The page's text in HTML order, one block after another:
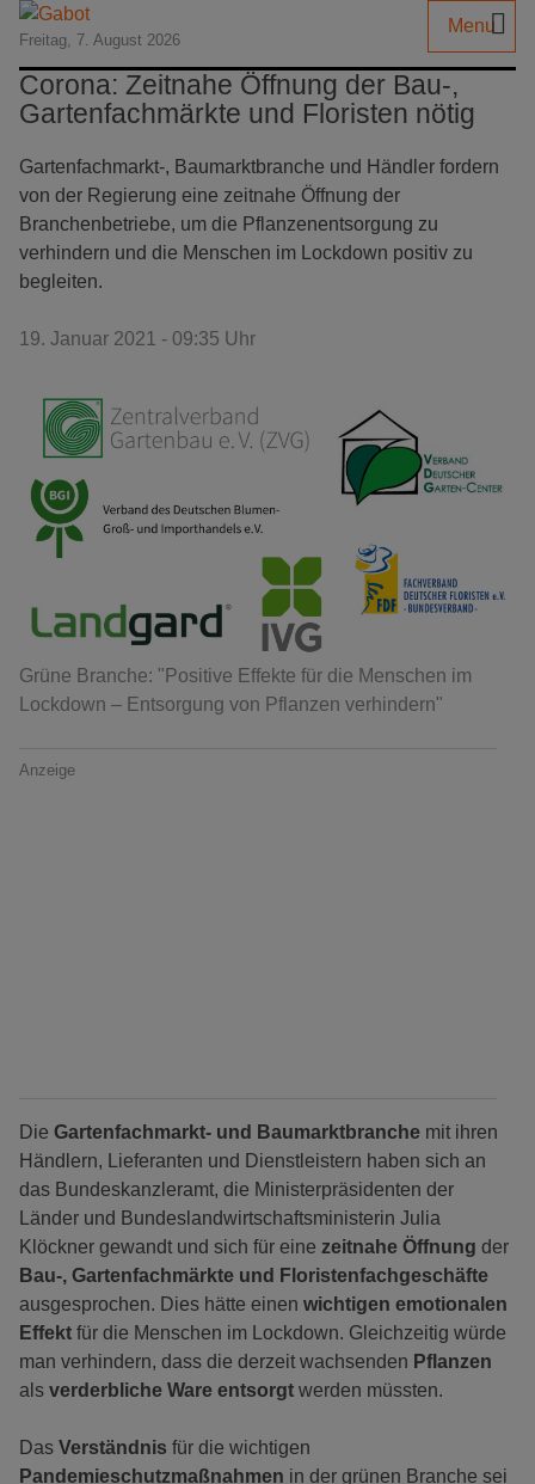
Freitag, 7. August 2026
Menu
Corona: Zeitnahe Öffnung der Bau-,
Gartenfachmärkte und Floristen nötig
Gartenfachmarkt-, Baumarktbranche und Händler fordern
von der Regierung eine zeitnahe Öffnung der
Branchenbetriebe, um die Pflanzenentsorgung zu
verhindern und die Menschen im Lockdown positiv zu
begleiten.
19. Januar 2021 - 09:35 Uhr
Grüne Branche: "Positive Effekte für die Menschen im
Lockdown – Entsorgung von Pflanzen verhindern"
Anzeige
Die Gartenfachmarkt- und Baumarktbranche mit ihren
Händlern, Lieferanten und Dienstleistern haben sich an
das Bundeskanzleramt, die Ministerpräsidenten der
Länder und Bundeslandwirtschaftsministerin Julia
Klöckner gewandt und sich für eine zeitnahe Öffnung der
Bau-, Gartenfachmärkte und Floristenfachgeschäfte
ausgesprochen. Dies hätte einen wichtigen emotionalen
Effekt für die Menschen im Lockdown. Gleichzeitig würde
man verhindern, dass die derzeit wachsenden Pflanzen
als verderbliche Ware entsorgt werden müssten.
Das Verständnis für die wichtigen
Pandemieschutzmaßnahmen in der grünen Branche sei